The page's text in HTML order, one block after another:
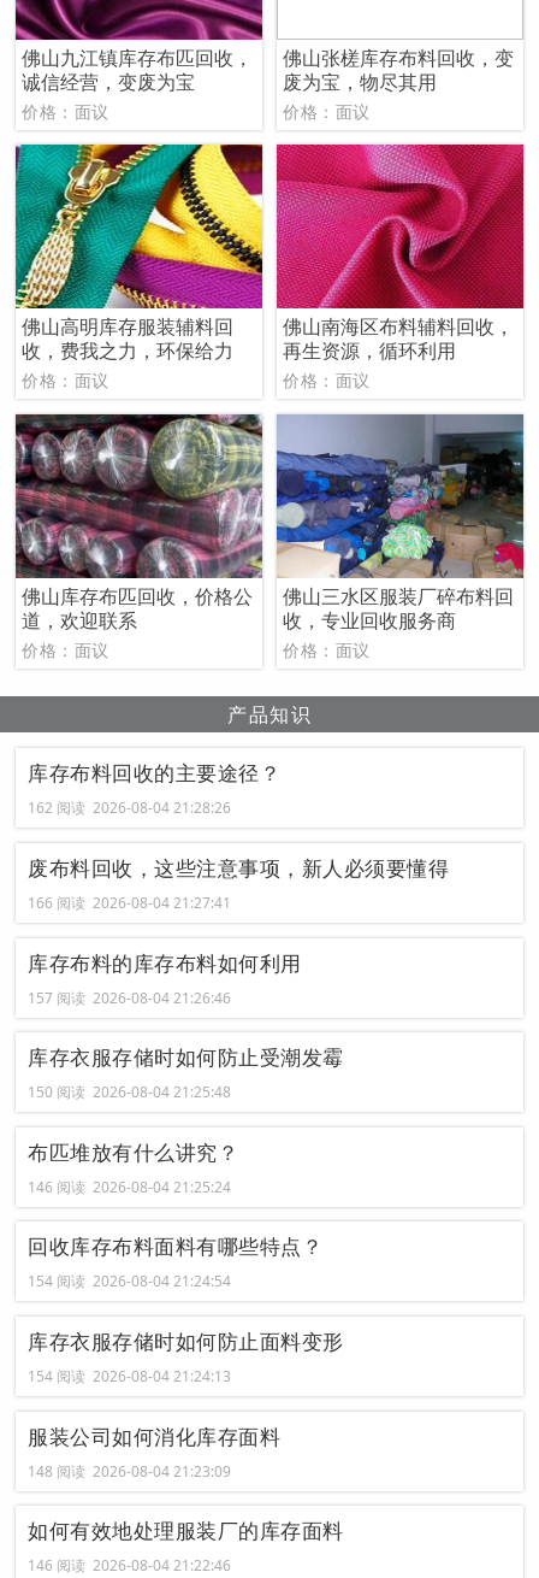
佛山九江镇库存布匹回收，
诚信经营，变废为宝
价格：面议
佛山张槎库存布料回收，变
废为宝，物尽其用
价格：面议
佛山高明库存服装辅料回
收，费我之力，环保给力
价格：面议
佛山南海区布料辅料回收，
再生资源，循环利用
价格：面议
佛山库存布匹回收，价格公
道，欢迎联系
价格：面议
佛山三水区服装厂碎布料回
收，专业回收服务商
价格：面议
产品知识
库存布料回收的主要途径？
162 阅读 2026-08-04 21:28:26
废布料回收，这些注意事项，新人必须要懂得
166 阅读 2026-08-04 21:27:41
库存布料的库存布料如何利用
157 阅读 2026-08-04 21:26:46
库存衣服存储时如何防止受潮发霉
150 阅读 2026-08-04 21:25:48
布匹堆放有什么讲究？
146 阅读 2026-08-04 21:25:24
回收库存布料面料有哪些特点？
154 阅读 2026-08-04 21:24:54
库存衣服存储时如何防止面料变形
154 阅读 2026-08-04 21:24:13
服装公司如何消化库存面料
148 阅读 2026-08-04 21:23:09
如何有效地处理服装厂的库存面料
146 阅读 2026-08-04 21:22:46